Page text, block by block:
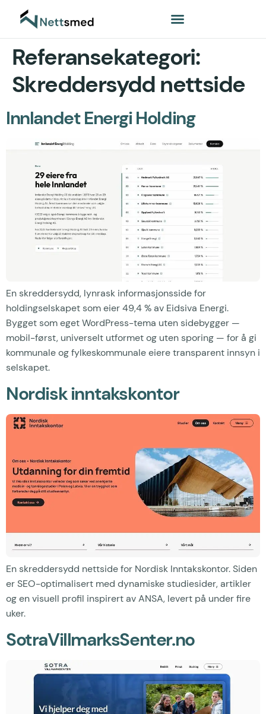
Referansekategori:
Skreddersydd nettside
Innlandet Energi Holding
En skreddersydd, lynrask informasjonsside for
holdingselskapet som eier 49,4 % av Eidsiva Energi.
Bygget som eget WordPress-tema uten sidebygger —
mobil-først, universelt utformet og uten sporing — for å gi
kommunale og fylkeskommunale eiere transparent innsyn i
selskapet.
Nordisk inntakskontor
En skreddersydd nettside for Nordisk Inntakskontor. Siden
er SEO-optimalisert med dynamiske studiesider, artikler
og en visuell profil inspirert av ANSA, levert på under fire
uker.
SotraVillmarksSenter.no